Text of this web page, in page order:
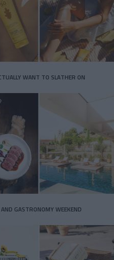
WANT TO SLATHER ON
GASTRONOMY WEEKEND